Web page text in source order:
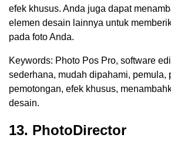
efek khusus. Anda juga dapat
elemen desain lainnya untuk
pada foto Anda.
Keywords: Photo Pos Pro, software
sederhana, mudah dipahami, pemula,
pemotongan, efek khusus,
desain.
13. PhotoDirector